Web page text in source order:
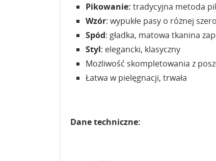
Pikowanie: tradycyjna metoda
Wzór: wypukłe pasy o różnej
Spód: gładka, matowa tkanina
Styl: elegancki, klasyczny
Możliwość skompletowania z
Łatwa w pielęgnacji, trwała
Dane techniczne: